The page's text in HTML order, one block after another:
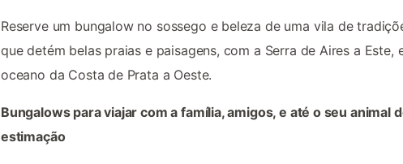
Reserve um bungalow no sossego e beleza de uma vila de
que detém belas praias e paisagens, com a Serra de Aires a Este,
oceano da Costa de Prata a Oeste.
Bungalows para viajar com a família, amigos, e até o seu animal
estimação